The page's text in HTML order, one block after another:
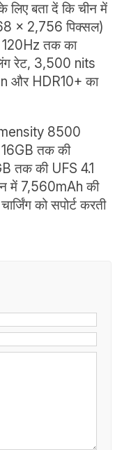
लिए बता दें कि चीन में
× 2,756 पिक्सल)
120Hz तक का
रेट, 3,500 nits
और HDR10+ का
8500
16GB तक की
तक की UFS 4.1
में 7,560mAh की
को सपोर्ट करती